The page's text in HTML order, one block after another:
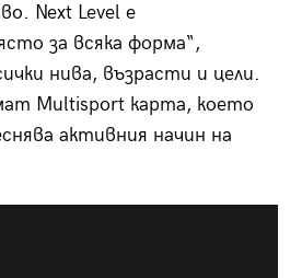
Next Level е
за всяка форма“,
нива, възрасти и цели.
Multisport карта, което
активния начин на